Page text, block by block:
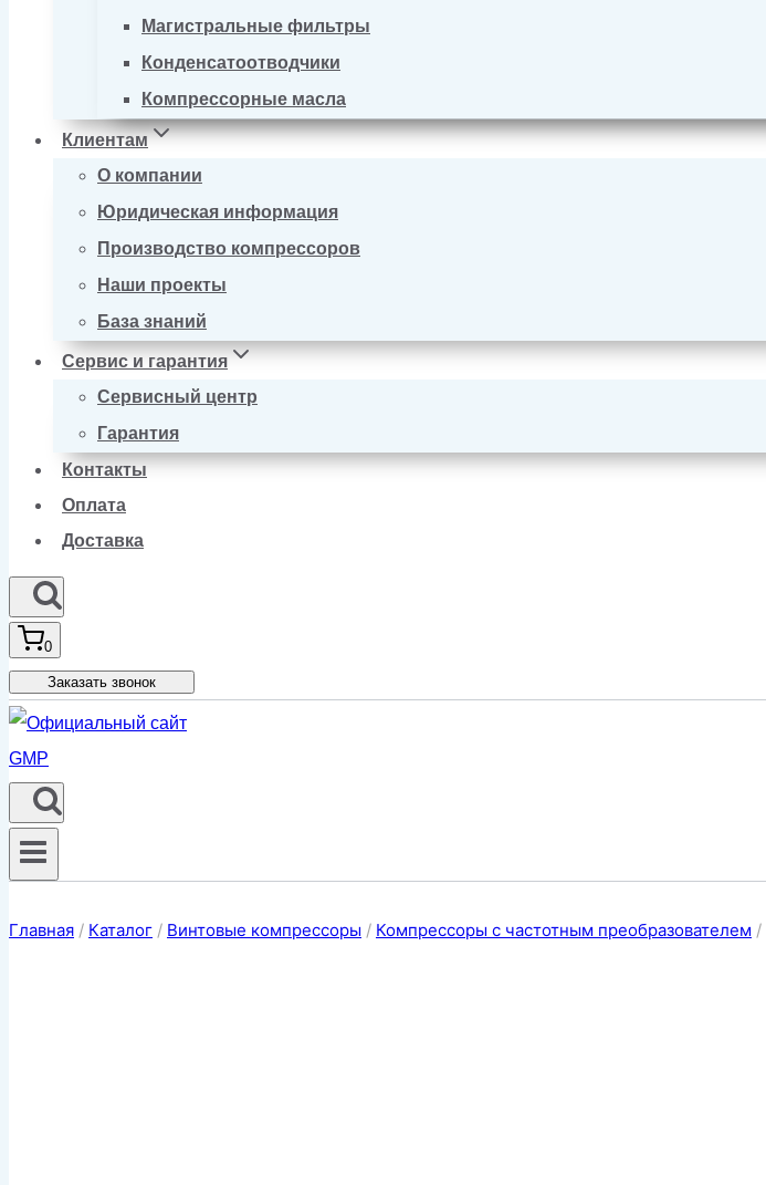
Магистральные фильтры
Конденсатоотводчики
Компрессорные масла
Клиентам
О компании
Юридическая информация
Производство компрессоров
Наши проекты
База знаний
Сервис и гарантия
Сервисный центр
Гарантия
Контакты
Оплата
Доставка
0
Заказать звонок
Главная / Каталог / Винтовые компрессоры / Компрессоры с частотным преобразователем /